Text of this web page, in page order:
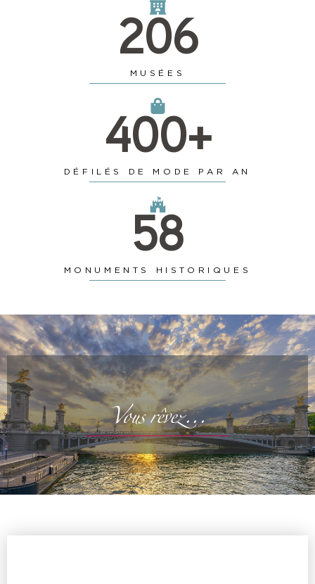
MUSÉES
206
DÉFILÉS DE MODE PAR AN
400+
MONUMENTS HISTORIQUES
58
Vous rêvez...